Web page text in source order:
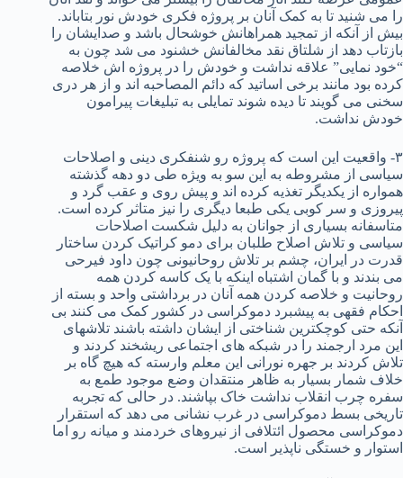
را می شنید تا به کمک آنان بر پروژه فکری خودش نور بتاباند.
بیش از آنکه از تمجید همراهانش خوشحال باشد و صدایشان را
بازتاب دهد از شلتاق نقد مخالفانش خشنود می شد چون به
“خود نمایی” علاقه نداشت و خودش را در پروژه اش خلاصه
کرده بود مانند برخی اساتید که دائم المصاحبه اند و از هر دری
سخنی می گویند تا دیده شوند تمایلی به تبلیغات پیرامون
خودش نداشت.
۳- واقعیت این است که پروژه رو شنفکری دینی و اصلاحات
سیاسی از مشروطه به این سو به ویژه طی دو دهه گذشته
همواره از یکدیگر تغذیه کرده اند و پیش روی و عقب گرد و
پیروزی و سر کوبی یکی طبعا دیگری را نیز متاثر کرده است.
متاسفانه بسیاری از جوانان به دلیل شکست اصلاحات
سیاسی و تلاش اصلاح طلبان برای دمو کراتیک کردن ساختار
قدرت در ایران، چشم بر تلاش روحانیونی چون داود فیرحی
می بندند و با گمان اشتباه اینکه با یک کاسه کردن همه
روحانیت و خلاصه کردن همه آنان در برداشتی واحد و بسته از
احکام فقهی به پیشبرد دموکراسی در کشور کمک می کنند بی
آنکه حتی کوچکترین شناختی از ایشان داشته باشند تلاشهای
این مرد ارجمند را در شبکه های اجتماعی ریشخند کردند و
تلاش کردند بر جهره نورانی این معلم وارسته که هیچ گاه بر
خلاف شمار بسیار به ظاهر منتقدان وضع موجود طمع به
سفره چرب انقلاب نداشت خاک بپاشند. در حالی که تجربه
تاریخی بسط دموکراسی در غرب نشانی می دهد که استقرار
دموکراسی محصول ائتلافی از نیروهای خردمند و میانه رو اما
استوار و خستگی ناپذیر است.